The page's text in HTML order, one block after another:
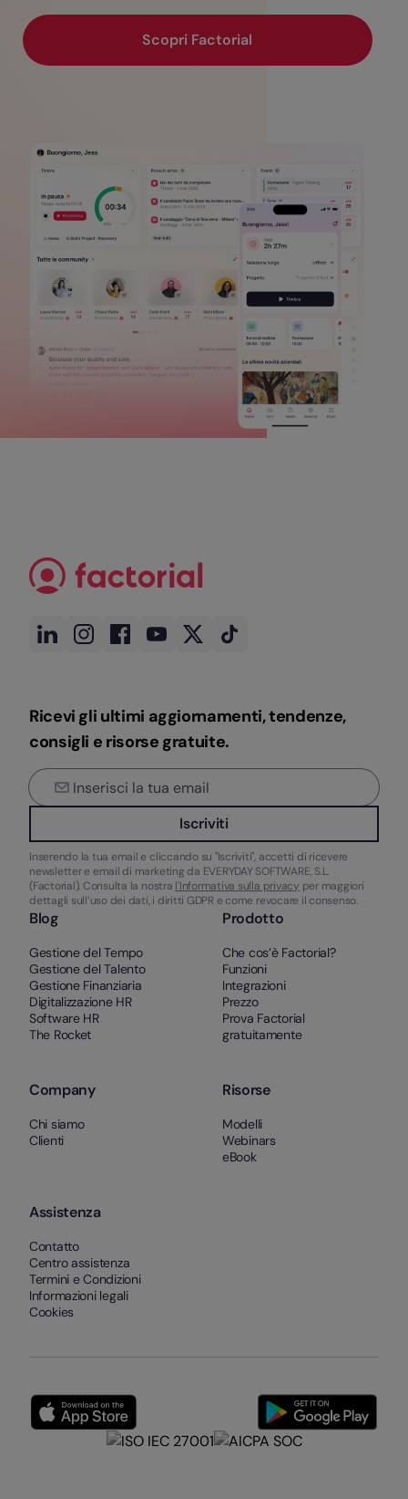
Scopri Factorial
Ricevi gli ultimi aggiornamenti, tendenze,
consigli e risorse gratuite.
Iscriviti
Inserendo la tua email e cliccando su "Iscriviti", accetti di ricevere
newsletter e email di marketing da EVERYDAY SOFTWARE, S.L.
(Factorial). Consulta la nostra l'Informativa sulla privacy per maggiori
dettagli sull’uso dei dati, i diritti GDPR e come revocare il consenso.
Blog
Gestione del Tempo
Gestione del Talento
Gestione Finanziaria
Digitalizzazione HR
Software HR
The Rocket
Prodotto
Che cos’è Factorial?
Funzioni
Integrazioni
Prezzo
Prova Factorial
gratuitamente
Company
Chi siamo
Clienti
Risorse
Modelli
Webinars
eBook
Assistenza
Contatto
Centro assistenza
Termini e Condizioni
Informazioni legali
Cookies